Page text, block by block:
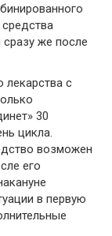
сразу же после
лекарства с
30
цикла.
возможен
его
в первую